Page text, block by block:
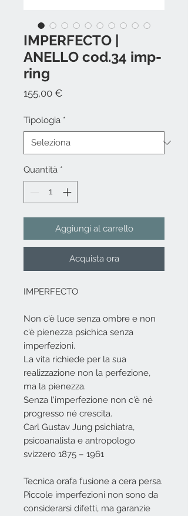
IMPERFECTO |
ANELLO cod.34 imp-
ring
155,00 €
Tipologia *
Quantità *
Aggiungi al carrello
Acquista ora
IMPERFECTO
Non c'è luce senza ombre e non
c'è pienezza psichica senza
imperfezioni.
La vita richiede per la sua
realizzazione non la perfezione,
ma la pienezza.
Senza l'imperfezione non c'è né
progresso né crescita.
Carl Gustav Jung psichiatra,
psicoanalista e antropologo
svizzero 1875 – 1961
Tecnica orafa fusione a cera persa.
Piccole imperfezioni non sono da
considerarsi difetti, ma garanzie